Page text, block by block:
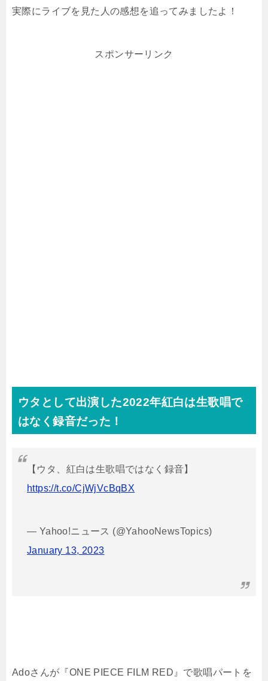
実際にライブを見た人の感想を追ってみましたよ！
スポンサーリンク
ウタとして出演した2022年紅白は生歌唱で
はなく録音だった！
【ウタ、紅白は生歌唱ではなく録音】
https://t.co/CjWjVcBqBX
— Yahoo!ニュース (@YahooNewsTopics)
January 13, 2023
Adoさんが『ONE PIECE FILM RED』で歌唱パートを